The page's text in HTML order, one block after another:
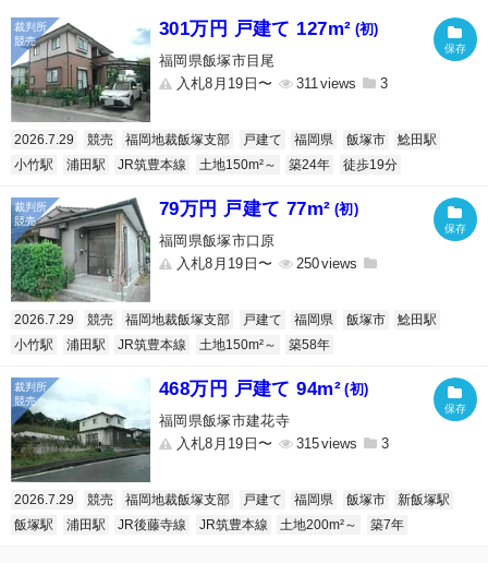
301万円 戸建て 127m² (初)
福岡県飯塚市目尾
入札8月19日〜
311 3
2026.7.29 競売 福岡地裁飯塚支部 戸建て 福岡県 飯塚市
鯰田駅
小竹駅
浦田駅 JR筑豊本線 土地150m²～ 築24年 徒歩19分
79万円 戸建て 77m² (初)
福岡県飯塚市口原
入札8月19日〜
250
2026.7.29 競売 福岡地裁飯塚支部 戸建て 福岡県 飯塚市
鯰田駅
小竹駅
浦田駅 JR筑豊本線 土地150m²～ 築58年
468万円 戸建て 94m² (初)
福岡県飯塚市建花寺
入札8月19日〜
315 3
2026.7.29 競売 福岡地裁飯塚支部 戸建て 福岡県 飯塚市
新飯塚駅
飯塚駅
浦田駅 JR後藤寺線 JR筑豊本線 土地200m²～ 築7年